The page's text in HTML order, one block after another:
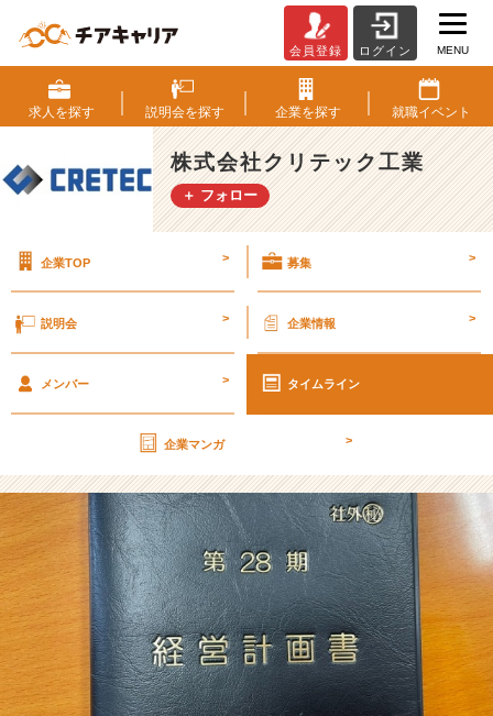
2
8
期
【社
外
秘】
画
o
【株
式
会
社
ク
リ
テ
ッ
ク
工
業
の
会員登録 ログイン MENU
求人を探す 説明会を探す 企業を探す 就職イベント
株式会社クリテック工業
＋ フォロー
企業TOP > 募集 >
説明会 > 企業情報 >
メンバー > タイムライン
企業マンガ >